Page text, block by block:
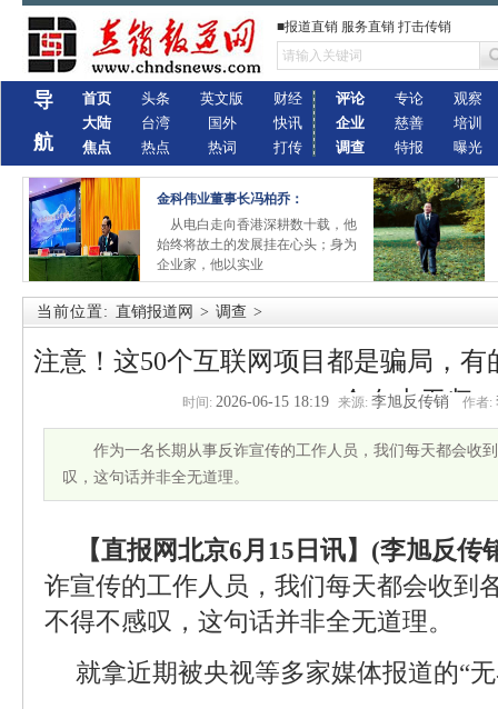
■报道直销 服务直销 打击传销
导
航
首页
大陆
焦点
头条
台湾
热点
英文版
国外
热词
财经
快讯
打传
评论
企业
调查
专论
慈善
特报
观察
培训
曝光
金科伟业董事长冯柏乔：
从电白走向香港深耕数十载，他
始终将故土的发展挂在心头；身为
企业家，他以实业
当前位置: 直销报道网 > 调查 >
注意！这50个互联网项目都是骗局，
会血本无归
时间: 2026-06-15 18:19 来源: 李旭反传销 作者:
作为一名长期从事反诈宣传的工作人员，我们每天都会收
叹，这句话并非全无道理。
【直报网北京6月15日讯】(李旭反传
诈宣传的工作人员，我们每天都会收到
不得不感叹，这句话并非全无道理。
就拿近期被央视等多家媒体报道的“无